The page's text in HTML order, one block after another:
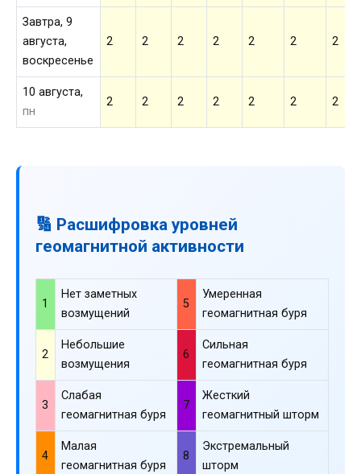
Завтра, 9
августа,
воскресенье
2 2 2 2 2 2 2
10 августа,
пн
2 2 2 2 2 2 2
🔢 Расшифровка уровней
геомагнитной активности
1
Нет заметных
возмущений
5
Умеренная
геомагнитная буря
2
Небольшие
возмущения
6
Сильная
геомагнитная буря
3
Слабая
геомагнитная буря
7
Жесткий
геомагнитный шторм
4
Малая
геомагнитная буря
8
Экстремальный
шторм